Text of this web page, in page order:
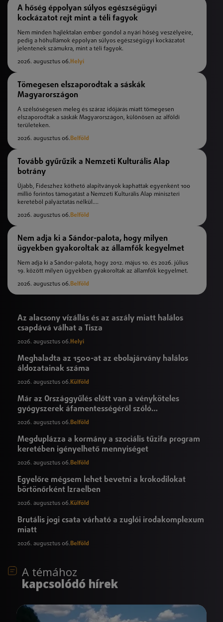
A hőség éppolyan súlyos egészségügyi
kockázatot rejt mint a téli fagyok
Nem minden hajléktalan ember gondol a nyári hőség veszélyeire,
pedig a hőhullámok éppolyan súlyos egészségügyi kockázatot
jelentenek számukra, mint a téli fagyok.
2026. augusztus 06. Helyi
Tömegesen elszaporodtak a sáskák
Magyarországon
A szélsőségesen meleg és száraz időjárás miatt tömegesen
elszaporodtak a sáskák Magyarországon, különösen az alföldi
területeken.
2026. augusztus 06.Belföld
Tovább gyűrűzik a Nemzeti Kulturális Alap
botrány
Újabb, Fideszhez köthető alapítványok kaphattak egyenként 100
millió forintos támogatást a Nemzeti Kulturális Alap miniszteri
keretéből pályáztatás nélkül....
2026. augusztus 06.Belföld
Nem adja ki a Sándor-palota, hogy milyen
ügyekben gyakoroltak az államfők kegyelmet
Nem adja ki a Sándor-palota, hogy 2012. május 10. és 2026. július
19. között milyen ügyekben gyakoroltak az államfők kegyelmet.
2026. augusztus 06.Belföld
Az alacsony vízállás és az aszály miatt halálos
csapdává válhat a Tisza
2026. augusztus 06. Helyi
Meghaladta az 1500-at az ebolajárvány halálos
áldozatainak száma
2026. augusztus 06. Külföld
Már az Országgyűlés előtt van a vényköteles
gyógyszerek áfamentességéről szóló
törvényjavaslat
2026. augusztus 06.Belföld
Megduplázza a kormány a szociális tűzifa program
keretében igényelhető mennyiséget
2026. augusztus 06.Belföld
Egyelőre mégsem lehet bevetni a krokodilokat
börtönőrként Izraelben
2026. augusztus 06. Külföld
Brutális jogi csata várható a zuglói irodakomplexum
miatt
2026. augusztus 06.Belföld
A témához
kapcsolódó hírek